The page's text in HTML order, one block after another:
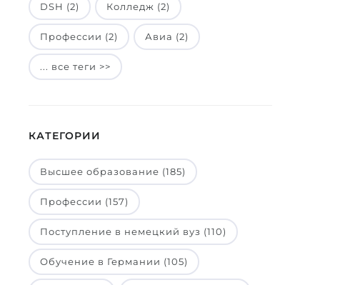
DSH (2) Колледж (2)
Профессии (2) Авиа (2)
... все теги >>
КАТЕГОРИИ
Высшее образование (185)
Профессии (157)
Поступление в немецкий вуз (110)
Обучение в Германии (105)